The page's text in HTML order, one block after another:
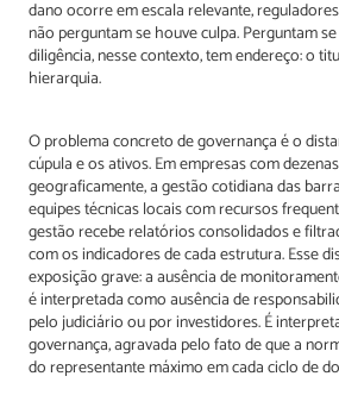
dano ocorre em escala relevante,
não perguntam se houve culpa. Perguntam
diligência, nesse contexto, tem endereço: o
hierarquia.
O problema concreto de governança é o
cúpula e os ativos. Em empresas com
geograficamente, a gestão cotidiana das
equipes técnicas locais com recursos
gestão recebe relatórios consolidados e
com os indicadores de cada estrutura. Esse
exposição grave: a ausência de
é interpretada como ausência de
pelo judiciário ou por investidores. É
governança, agravada pelo fato de que a
do representante máximo em cada ciclo de